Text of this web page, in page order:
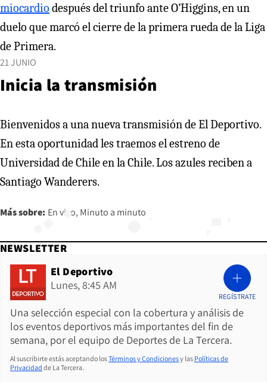
miocardio después del triunfo ante O’Higgins, en un
duelo que marcó el cierre de la primera rueda de la Liga
de Primera.
21 JUNIO
Inicia la transmisión
Bienvenidos a una nueva transmisión de El Deportivo.
En esta oportunidad les traemos el estreno de
Universidad de Chile en la Chile. Los azules reciben a
Santiago Wanderers.
Más sobre: En vivo Minuto a minuto
NEWSLETTER
El Deportivo
Lunes, 8:45 AM
Una selección especial con la cobertura y análisis de
los eventos deportivos más importantes del fin de
semana, por el equipo de Deportes de La Tercera.
REGÍSTRATE
Al suscribirte estás aceptando losTérminos y Condicionesy las Políticas de
Privacidad de La Tercera.